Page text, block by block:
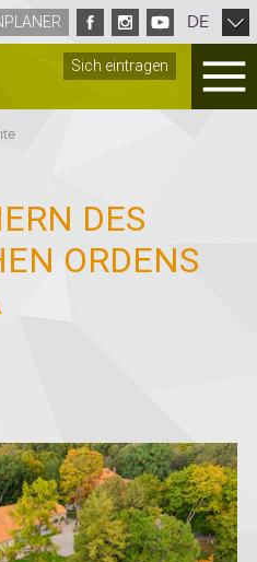
Sich eintragen
DE
DES
ORDENS